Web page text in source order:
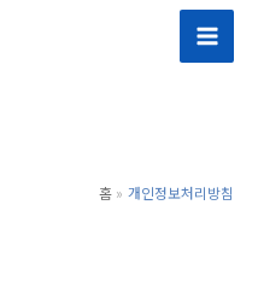
홈 개인정보처리방침